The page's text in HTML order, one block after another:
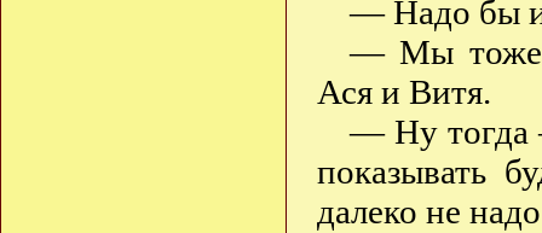
— Надо бы
— Мы тоже
Ася и Витя.
— Ну тогда
показывать
далеко не